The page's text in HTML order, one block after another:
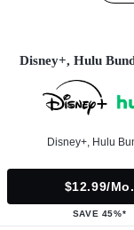
Disney+, Hulu
Disney+, Hulu
$12.99/mo.
SAVE 45%*